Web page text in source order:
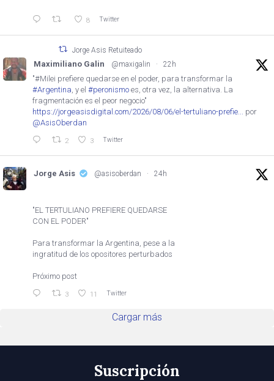
8 Twitter
Jorge Asis Retuiteado
Maximiliano Galin @maxigalin · 22h
"#Milei prefiere quedarse en el poder, para transformar la
#Argentina , y el #peronismo es, otra vez, la alternativa. La
fragmentación es el peor negocio"
https://jorgeasisdigital.com/2026/08/06/el-tertuliano-prefie...
por
@AsisOberdan
2 3 Twitter
Jorge Asis @asisoberdan · 24h
"EL TERTULIANO PREFIERE QUEDARSE
CON EL PODER"
Para transformar la Argentina, pese a la
ingratitud de los opositores perturbados
Próximo post
3 11 Twitter
Cargar más
Suscripción